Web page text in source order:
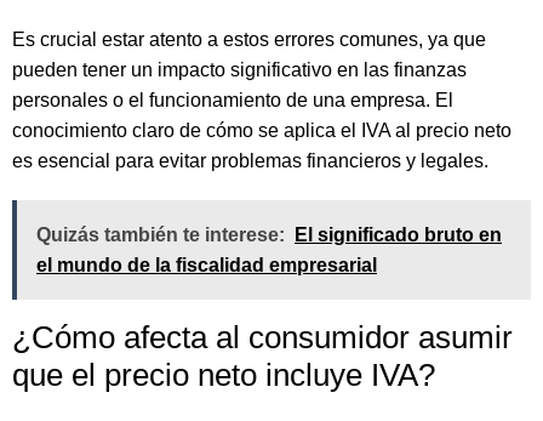
Es crucial estar atento a estos errores comunes, ya que
pueden tener un impacto significativo en las finanzas
personales o el funcionamiento de una empresa. El
conocimiento claro de cómo se aplica el IVA al precio neto
es esencial para evitar problemas financieros y legales.
Quizás también te interese:
El significado bruto en
el mundo de la fiscalidad empresarial
¿Cómo afecta al consumidor asumir
que el precio neto incluye IVA?